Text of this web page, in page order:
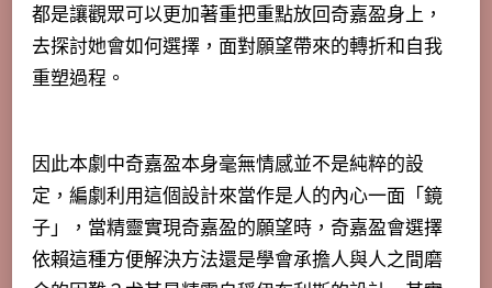
都是讓觀眾可以更加著重把重點放回奇嘉盈身上，
去探討她會如何選擇，面對願望帶來的轉折和自我
重塑過程。
因此本劇中奇嘉盈本身毫無情感並不是純粹的設
定，編劇利用這個設計來當作是人的內心一面「鏡
子」，當精靈實現奇嘉盈的願望時，奇嘉盈會選擇
依賴這種方便解決方法還是學會承擔人與人之間磨